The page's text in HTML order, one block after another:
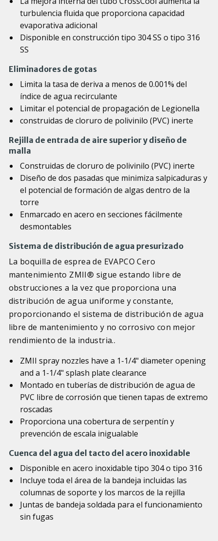
turbulencia fluida que proporciona capacidad
evaporativa adicional
Disponible en construcción tipo 304 SS o tipo 316
SS
Eliminadores de gotas
Limita la tasa de deriva a menos de 0.001% del
índice de agua recirculante
Limitar el potencial de propagación de Legionella
construidas de cloruro de polivinilo (PVC) inerte
Rejilla de entrada de aire superior y diseño de
malla
Construidas de cloruro de polivinilo (PVC) inerte
Diseño de dos pasadas que minimiza salpicaduras y
el potencial de formación de algas dentro de la
torre
Enmarcado en acero en secciones fácilmente
desmontables
Sistema de distribución de agua presurizado
La boquilla de esprea de EVAPCO Cero
mantenimiento ZMII® sigue estando libre de
obstrucciones a la vez que proporciona una
distribución de agua uniforme y constante,
proporcionando el sistema de distribución de agua
libre de mantenimiento y no corrosivo con mejor
rendimiento de la industria..
ZMII spray nozzles have a 1-1/4" diameter opening
and a 1-1/4" splash plate clearance
Montado en tuberías de distribución de agua de
PVC libre de corrosión que tienen tapas de extremo
roscadas
Proporciona una cobertura de serpentín y
prevención de escala inigualable
Cuenca del agua del tacto del acero inoxidable
Disponible en acero inoxidable tipo 304 o tipo 316
Incluye toda el área de la bandeja incluidas las
columnas de soporte y los marcos de la rejilla
Juntas de bandeja soldada para el funcionamiento
sin fugas